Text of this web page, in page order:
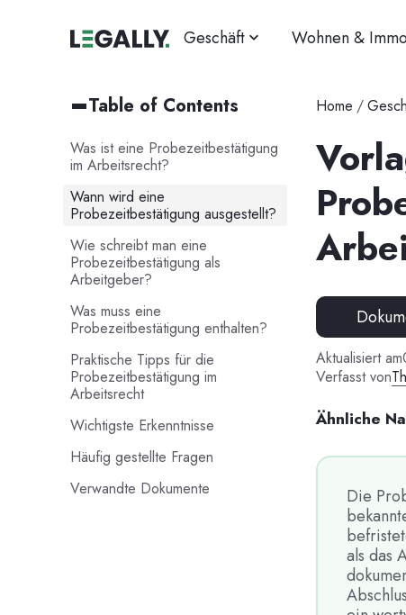
Geschäft Wohnen &
Home /
Aktualisiert am
Verfasst von
Ähnliche
Die
als das
Table of Contents
Was ist eine Probezeitbestätigung
im Arbeitsrecht?
Wann wird eine
Probezeitbestätigung ausgestellt?
Wie schreibt man eine
Probezeitbestätigung als
Arbeitgeber?
Was muss eine
Probezeitbestätigung enthalten?
Praktische Tipps für die
Probezeitbestätigung im
Arbeitsrecht
Wichtigste Erkenntnisse
Häufig gestellte Fragen
Verwandte Dokumente